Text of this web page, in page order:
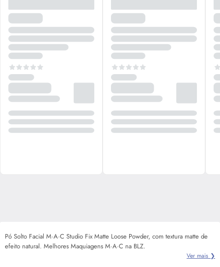
Pó Solto Facial M·A·C Studio Fix Matte Loose Powder, com textura matte de
efeito natural. Melhores Maquiagens M·A·C na BLZ.
Ver mais ❯